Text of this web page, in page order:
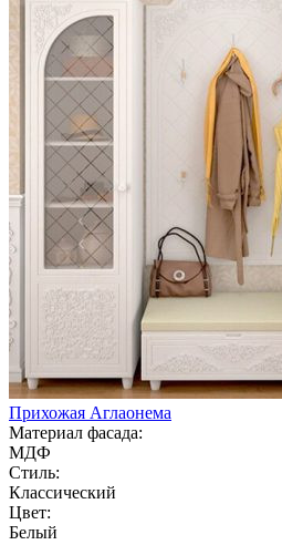
Прихожая Аглаонема
Материал фасада:
МДФ
Стиль:
Классический
Цвет:
Белый